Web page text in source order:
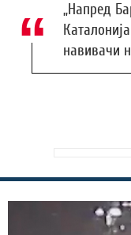
„Напред
навивачи